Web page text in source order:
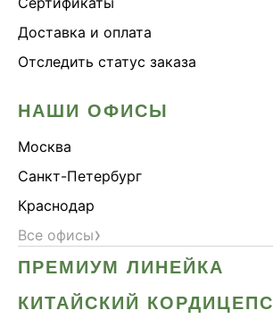
Доставка и оплата
Отследить статус заказа
НАШИ ОФИСЫ
Москва
Санкт-Петербург
Краснодар
Все офисы›
ПРЕМИУМ ЛИНЕЙКА
КИТАЙСКИЙ КОРДИЦЕПС